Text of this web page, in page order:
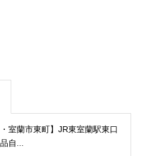
・室蘭市東町】JR東室蘭駅東口
自...